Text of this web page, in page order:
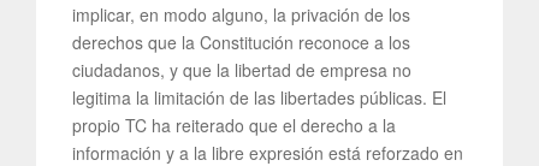
implicar, en modo alguno, la privación de los
derechos que la Constitución reconoce a los
ciudadanos, y que la libertad de empresa no
legitima la limitación de las libertades públicas. El
propio TC ha reiterado que el derecho a la
información y a la libre expresión está reforzado en